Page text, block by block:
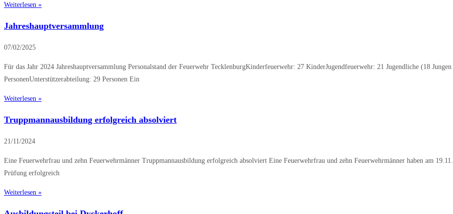
Weiterlesen »
Jahreshauptversammlung
07/02/2025
Für das Jahr 2024 Jahreshauptversammlung Personalstand der Feuerwehr TecklenburgKinderfeuerwehr: 27 KinderJugendfeuerwehr: 21 Jugendliche (18
PersonenUnterstützerabteilung: 29 Personen Ein
Weiterlesen »
Truppmannausbildung erfolgreich absolviert
21/11/2024
Eine Feuerwehrfrau und zehn Feuerwehrmänner Truppmannausbildung erfolgreich absolviert Eine Feuerwehrfrau und zehn Feuerwehrmänner haben am
Prüfung erfolgreich
Weiterlesen »